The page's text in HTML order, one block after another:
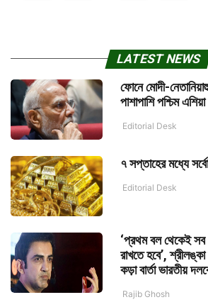
LATEST NEWS
ফোনে মোদী-
পাশাপাশি পশ্চিম
Editorial Desk
৭ সপ্তাহের মধ্যে
Editorial Desk
‘প্রথম বল থেকেই
রাখতে হবে’,
কড়া বার্তা ভারতীয়
Rajib Ghosh